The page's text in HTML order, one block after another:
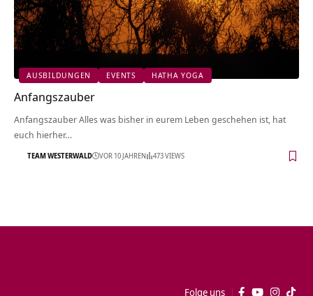
AUSBILDUNGEN EVENTS HATHA YOGA
Anfangszauber
Anfangszauber Alles was bisher in eurem Leben geschehen ist, hat
euch hierher…
TEAM WESTERWALD VOR 10 JAHREN 473 VIEWS
Folge uns